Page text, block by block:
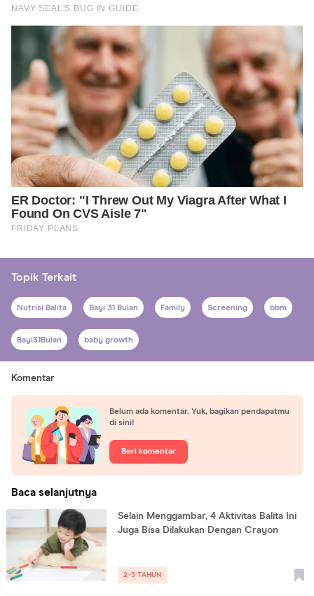
Topik Terkait
Nutrisi Balita Bayi 31 Bulan Family Screening bbm
Bayi31Bulan baby growth
Komentar
Belum ada komentar. Yuk, bagikan pendapatmu
di sini!
Beri komentar
Baca selanjutnya
Selain Menggambar, 4 Aktivitas Balita Ini
Juga Bisa Dilakukan Dengan Crayon
2-3 TAHUN